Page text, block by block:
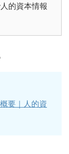
的資本情報
要｜人的資